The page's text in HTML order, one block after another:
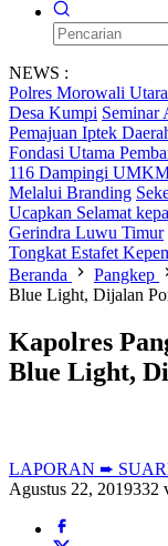
NEWS :
Polres Morowali
Desa Kumpi Seminar
Pemajuan Iptek
Fondasi Utama
116 Dampingi
Melalui Branding
Ucapkan Selamat
Gerindra Luwu Timur
Tongkat Estafet
Beranda
Pangkep
Blue Light, Dijalan
Kapolres
Blue Light,
LAPORAN ➨
Agustus 22, 2019332